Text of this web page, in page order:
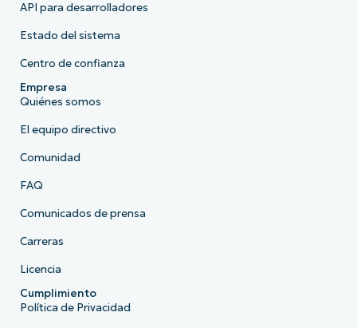
API para desarrolladores
Estado del sistema
Centro de confianza
Empresa
Quiénes somos
El equipo directivo
Comunidad
FAQ
Comunicados de prensa
Carreras
Licencia
Cumplimiento
Política de Privacidad